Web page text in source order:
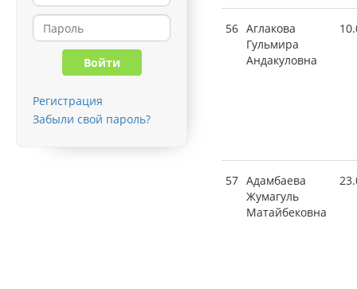
Регистрация
Забыли свой пароль?
56 Аглакова
Гульмира
Андакуловна
57 Адамбаева
Жумагуль
Матайбековна